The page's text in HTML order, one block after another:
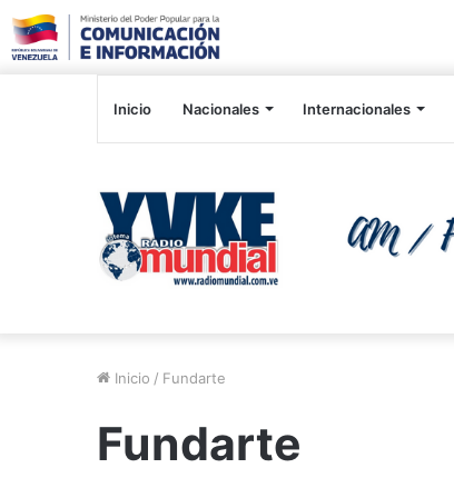
Inicio Nacionales Internacionales
Inicio / Fundarte
Fundarte